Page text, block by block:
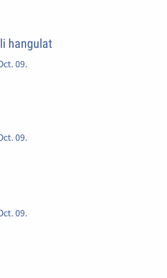
hangulat
09.
09.
09.